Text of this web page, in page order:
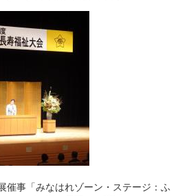
催事「みなはれゾーン・ステージ：ふ